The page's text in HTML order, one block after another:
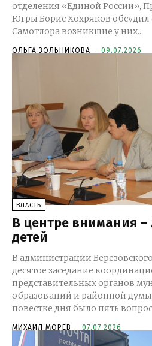
отделения «Единой России»,
Югры Борис Хохряков
Самотлора возникшие у них...
ОЛЬГА ЗОЛЬНИКОВА - 09.07.2026
ВЛАСТЬ
В центре внимания –
детей
В администрации
десятое заседание
представительных органов
образований и районной думы
повестке дня было пять
МИХАИЛ МОРЕВ - 07.07.2026